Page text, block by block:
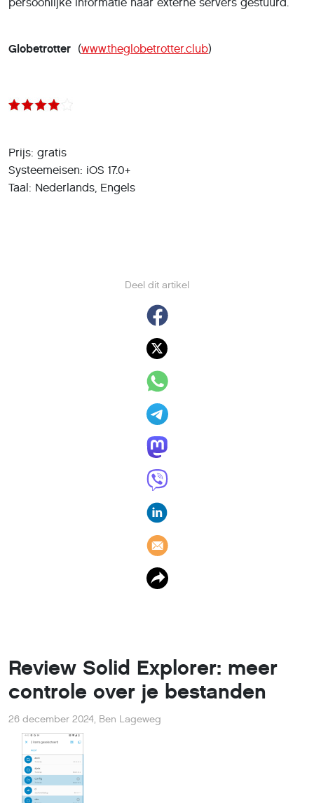
Deel dit artikel
persoonlijke informatie naar externe servers gestuurd.
Globetrotter (www.theglobetrotter.club)
Prijs: gratis
Systeemeisen: iOS 17.0+
Taal: Nederlands, Engels
Review Solid Explorer: meer
controle over je bestanden
26 december 2024, Ben Lageweg